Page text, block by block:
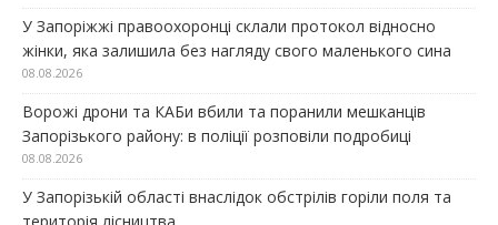
У Запоріжжі правоохоронці склали протокол відносно
жінки, яка залишила без нагляду свого маленького сина
08.08.2026
Ворожі дрони та КАБи вбили та поранили мешканців
Запорізького району: в поліції розповіли подробиці
08.08.2026
У Запорізькій області внаслідок обстрілів горіли поля та